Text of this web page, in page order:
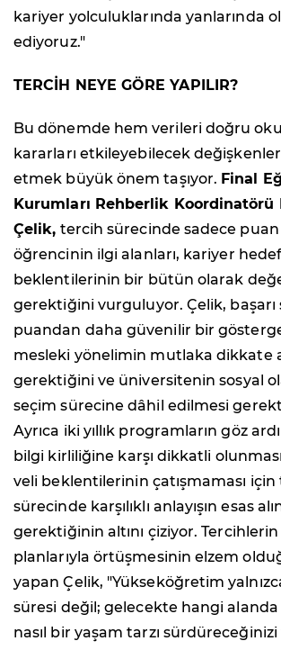
kariyer yolculuklarında yanlarında
ediyoruz."
TERCİH NEYE GÖRE YAPILIR?
Bu dönemde hem verileri doğru
kararları etkileyebilecek
etmek büyük önem taşıyor. Final
Kurumları Rehberlik Koordinatörü
Çelik, tercih sürecinde sadece puan
öğrencinin ilgi alanları, kariyer
beklentilerinin bir bütün olarak
gerektiğini vurguluyor. Çelik, başarı
puandan daha güvenilir bir
mesleki yönelimin mutlaka dikkate
gerektiğini ve üniversitenin sosyal
seçim sürecine dâhil edilmesi
Ayrıca iki yıllık programların göz
bilgi kirliliğine karşı dikkatli
veli beklentilerinin çatışmaması için
sürecinde karşılıklı anlayışın esas
gerektiğinin altını çiziyor.
planlarıyla örtüşmesinin elzem
yapan Çelik, "Yükseköğretim
süresi değil; gelecekte hangi alanda
nasıl bir yaşam tarzı